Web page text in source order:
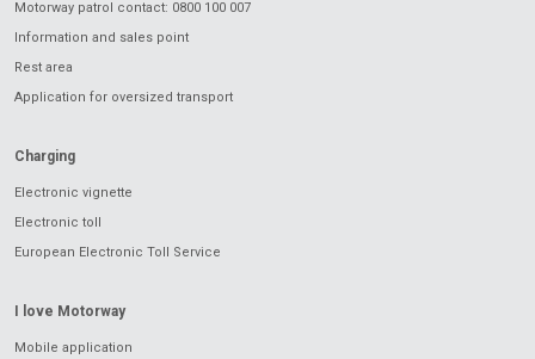
Motorway patrol contact: 0800 100 007
Information and sales point
Rest area
Application for oversized transport
Charging
Electronic vignette
Electronic toll
European Electronic Toll Service
I love Motorway
Mobile application